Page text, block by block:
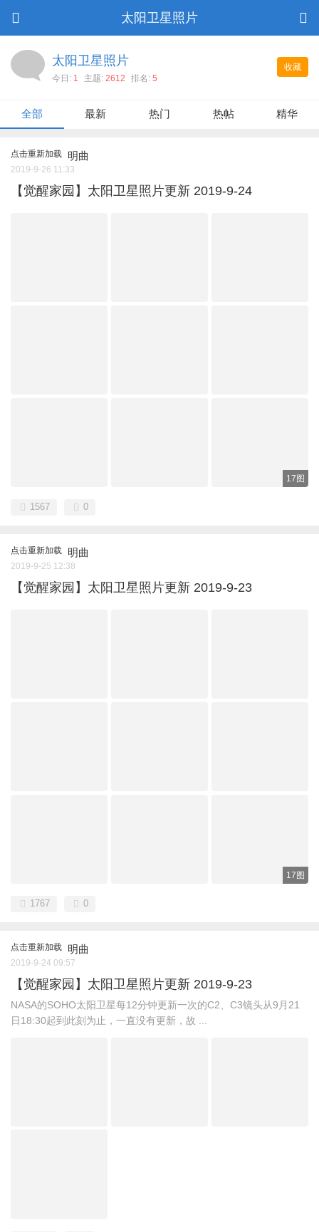
太阳卫星照片
收藏
太阳卫星照片
今日: 1 主题: 2612 排名: 5
全部 最新 热门 热帖 精华
点击重新加载 明曲
2019-9-26 11:33
【觉醒家园】太阳卫星照片更新 2019-9-24
17图
1567 0
点击重新加载 明曲
2019-9-25 12:38
【觉醒家园】太阳卫星照片更新 2019-9-23
17图
1767 0
点击重新加载 明曲
2019-9-24 09:57
【觉醒家园】太阳卫星照片更新 2019-9-23
NASA的SOHO太阳卫星每12分钟更新一次的C2、C3镜头从9月21
日18:30起到此刻为止，一直没有更新，故 ...